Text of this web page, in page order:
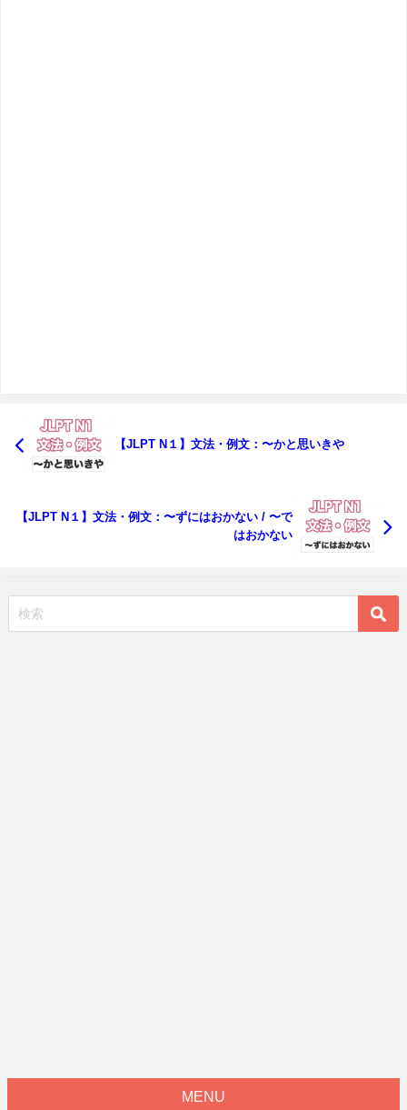
【JLPT N１】文法・例文：〜かと思いきや
【JLPT N１】文法・例文：〜ずにはおかない / 〜で
はおかない
MENU